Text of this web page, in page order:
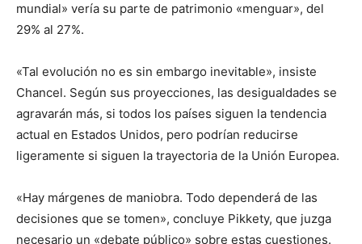
mundial» vería su parte de patrimonio «menguar», del
29% al 27%.
«Tal evolución no es sin embargo inevitable», insiste
Chancel. Según sus proyecciones, las desigualdades se
agravarán más, si todos los países siguen la tendencia
actual en Estados Unidos, pero podrían reducirse
ligeramente si siguen la trayectoria de la Unión Europea.
«Hay márgenes de maniobra. Todo dependerá de las
decisiones que se tomen», concluye Pikkety, que juzga
necesario un «debate público» sobre estas cuestiones.